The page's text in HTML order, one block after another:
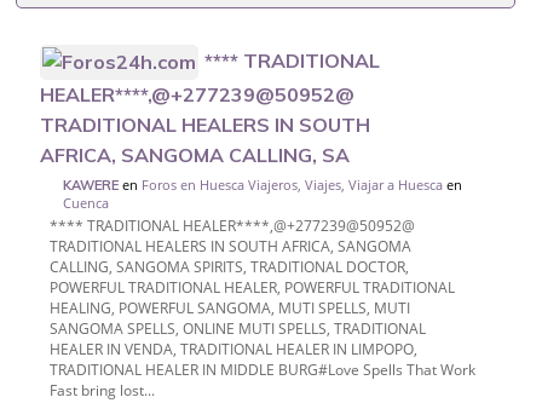
**** TRADITIONAL
HEALER****,@+277239@50952@
TRADITIONAL HEALERS IN SOUTH
AFRICA, SANGOMA CALLING, SA
KAWERE en Foros en Huesca Viajeros, Viajes, Viajar a Huesca en
Cuenca
**** TRADITIONAL HEALER****,@+277239@50952@
TRADITIONAL HEALERS IN SOUTH AFRICA, SANGOMA
CALLING, SANGOMA SPIRITS, TRADITIONAL DOCTOR,
POWERFUL TRADITIONAL HEALER, POWERFUL TRADITIONAL
HEALING, POWERFUL SANGOMA, MUTI SPELLS, MUTI
SANGOMA SPELLS, ONLINE MUTI SPELLS, TRADITIONAL
HEALER IN VENDA, TRADITIONAL HEALER IN LIMPOPO,
TRADITIONAL HEALER IN MIDDLE BURG#Love Spells That Work
Fast bring lost...